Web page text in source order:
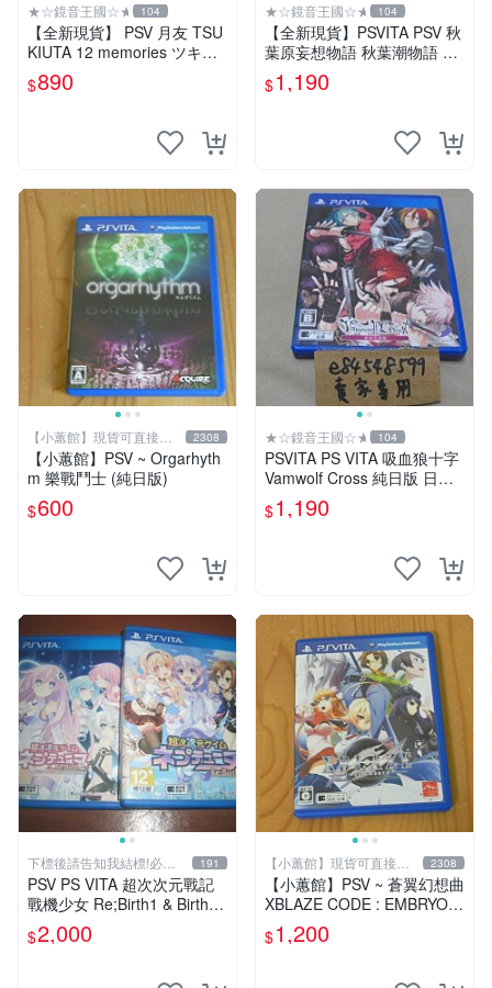
★☆鏡音王國☆★ 104
【全新現貨】 PSV 月友 TSU
KIUTA 12 memories ツキト
モ 月歌 純日版 日文版
$890
★☆鏡音王國☆★ 104
【全新現貨】PSVITA PSV 秋
葉原妄想物語 秋葉潮物語 AK
IBA’S BEAT 純日版 日文版
$1,190
【小蕙館】現貨可直接下
標
2308
【小蕙館】PSV ~ Orgarhyth
m 樂戰鬥士 (純日版)
$600
★☆鏡音王國☆★ 104
PSVITA PS VITA 吸血狼十字
Vamwolf Cross 純日版 日文
版 二手良品
$1,190
下標後請告知我結標!必看
關於我
191
PSV PS VITA 超次次元戰記
戰機少女 Re;Birth1 & Birth2
& 鋼彈破壞者2 鋼彈創壞者2
$2,000
【小蕙館】現貨可直接下
標
2308
【小蕙館】PSV ~ 蒼翼幻想曲
XBLAZE CODE : EMBRYO
(純日版)
$1,200